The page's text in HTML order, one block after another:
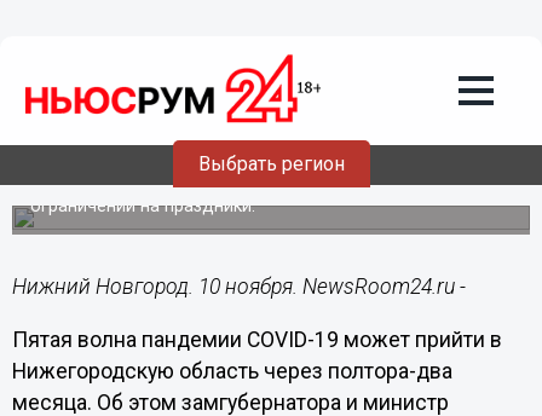
Выбрать регион
Нижегородский Минздрав оценил
вероятность пятой волны COVID-19 к
Новому году
Мелик-Гусейнов рассказал, как избежать ужесточения
ограничений на праздники.
Нижний Новгород. 10 ноября. NewsRoom24.ru -
Пятая волна пандемии COVID-19 может прийти в
Нижегородскую область через полтора-два
месяца. Об этом замгубернатора и министр